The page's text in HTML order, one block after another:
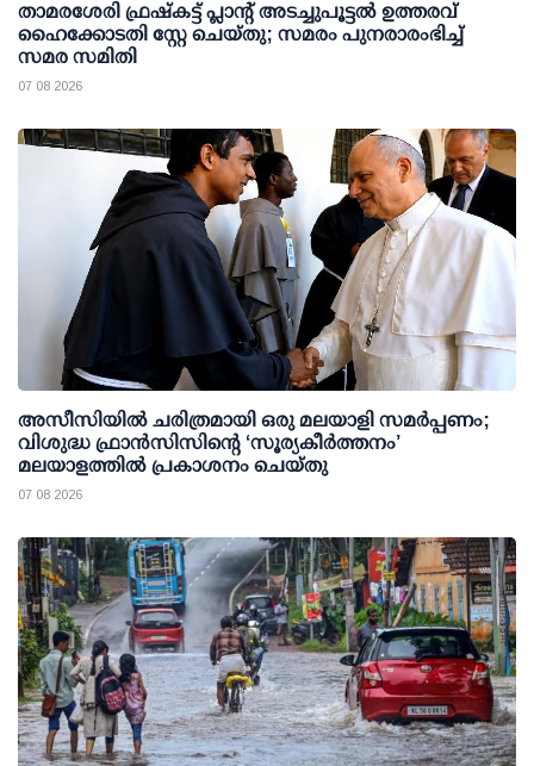
താമരശേരി ഫ്രഷ്കട്ട് പ്ലാന്റ് അടച്ചുപൂട്ടൽ ഉത്തരവ്
ഹൈക്കോടതി സ്റ്റേ ചെയ്തു; സമരം പുനരാരംഭിച്ച്
സമര സമിതി
07 08 2026
അസീസിയിൽ ചരിത്രമായി ഒരു മലയാളി സമർപ്പണം;
വിശുദ്ധ ഫ്രാൻസിസിന്റെ ‘സൂര്യകീർത്തനം’
മലയാളത്തിൽ പ്രകാശനം ചെയ്തു
07 08 2026